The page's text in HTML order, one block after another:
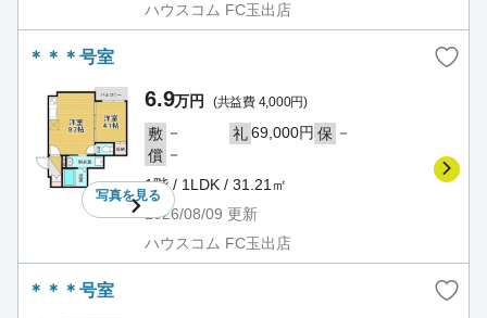
ハウスコム FC玉出店
＊＊＊号室
写真を見る
6.9万円 (共益費 4,000円)
敷 － 礼69,000円 保 －
償 －
1階 / 1LDK / 31.21㎡
2026/08/09 更新
ハウスコム FC玉出店
＊＊＊号室